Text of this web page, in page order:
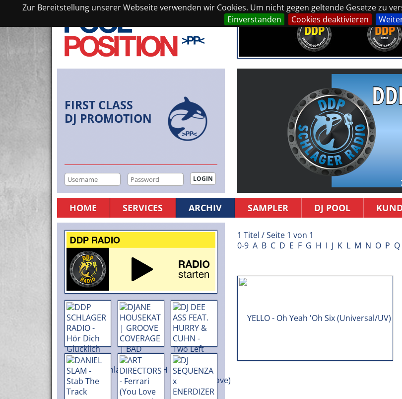
Zur Bereitstellung unserer Webseite verwenden wir Cookies. Um nicht gegen geltende Gesetze zu
Einverstanden
Cookies deaktivieren
FIRST CLASS
DJ PROMOTION
HOME SERVICES ARCHIV SAMPLER DJ POOL
1 Titel / Seite 1 von 1
0-9 A B C D E F G H I J K L M N O P Q